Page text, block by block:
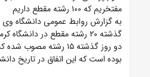
مفتخریم که ۱۰۰ رشته مقطع داریم
به گزارش روابط عمومی دانشگاه
گذشته ۲۰ رشته مقطع در
دو روز گذشته ۱۵ رشته
بوده است که این اتفاق در تاریخ